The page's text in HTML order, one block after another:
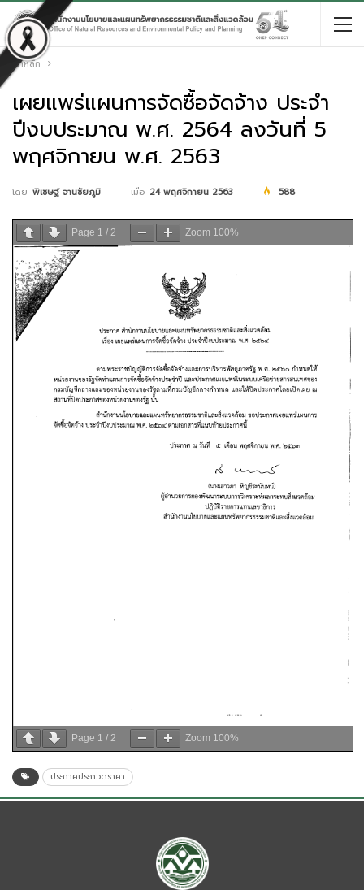
หน้าหลัก
เผยแพร่แผนการจัดซื้อจัดจ้าง ประจำ
ปีงบประมาณ พ.ศ. 2564 ลงวันที่ 5
พฤศจิกายน พ.ศ. 2563
โดย พิเชษฐ์ จานชัยภูมิ เมื่อ 24 พฤศจิกายน 2563 588
Page 1 / 2 Zoom 100%
Page 1 / 2 Zoom 100%
ประกาศประกวดราคา